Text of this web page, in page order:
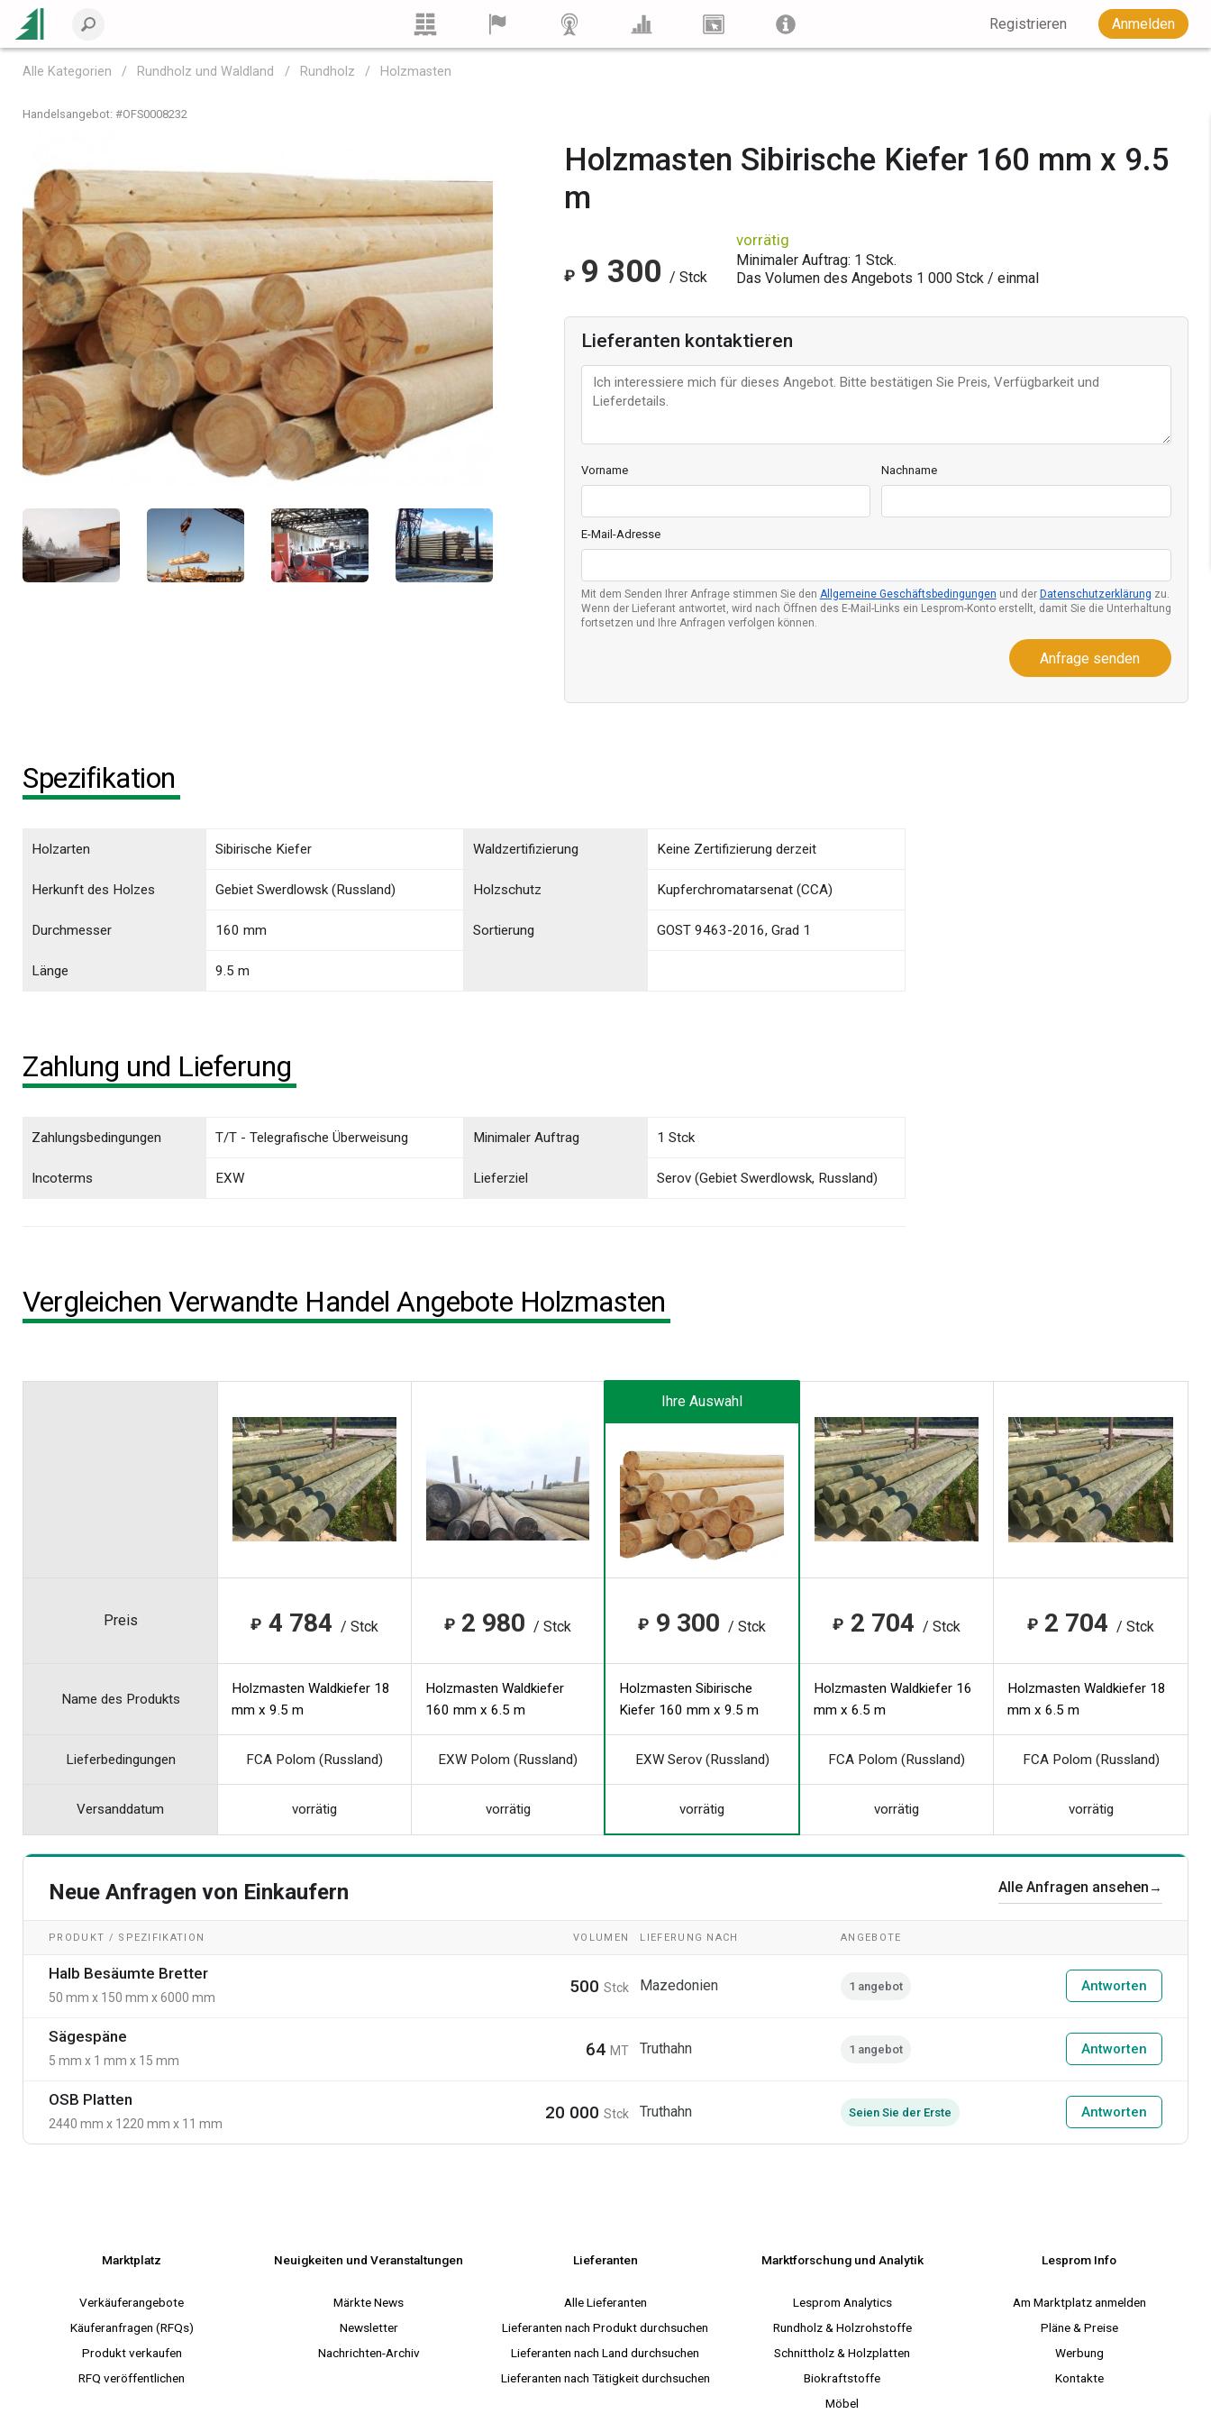
Registrieren Anmelden
Alle Kategorien Rundholz und Waldland Rundholz Holzmasten
Handelsangebot: #OFS0008232
Holzmasten Sibirische Kiefer 160 mm x 9.5
m
₽ 9 300 / Stck
vorrätig
Minimaler Auftrag: 1 Stck.
Das Volumen des Angebots 1 000Stck / einmal
Lieferanten kontaktieren
Vorname Nachname
E-Mail-Adresse
Mit dem Senden Ihrer Anfrage stimmen Sie den Allgemeine Geschäftsbedingungen und der Datenschutzerklärung zu.
Wenn der Lieferant antwortet, wird nach Öffnen des E-Mail-Links ein Lesprom-Konto erstellt, damit Sie die Unterhaltung
fortsetzen und Ihre Anfragen verfolgen können.
Anfrage senden
Spezifikation
Holzarten Sibirische Kiefer Waldzertifizierung Keine Zertifizierung derzeit
Herkunft des Holzes Gebiet Swerdlowsk (Russland) Holzschutz Kupferchromatarsenat (CCA)
Durchmesser 160 mm Sortierung GOST 9463-2016, Grad 1
Länge 9.5 m
Zahlung und Lieferung
Zahlungsbedingungen T/T - Telegrafische Überweisung
Incoterms EXW
Minimaler Auftrag 1 Stck
Lieferziel Serov (Gebiet Swerdlowsk, Russland)
Vergleichen Verwandte Handel Angebote Holzmasten
Ihre Auswahl
Preis ₽ 4 784 / Stck ₽ 2 980 / Stck ₽ 9 300 / Stck ₽ 2 704 / Stck ₽ 2 704 / Stck
Name des Produkts
Holzmasten Waldkiefer 18
mm x 9.5 m
Holzmasten Waldkiefer
160 mm x 6.5 m
Holzmasten Sibirische
Kiefer 160 mm x 9.5 m
Holzmasten Waldkiefer 16
mm x 6.5 m
Holzmasten Waldkiefer 18
mm x 6.5 m
Lieferbedingungen FCA Polom (Russland) EXW Polom (Russland) EXW Serov (Russland) FCA Polom (Russland) FCA Polom (Russland)
Versanddatum vorrätig vorrätig vorrätig vorrätig vorrätig
Neue Anfragen von Einkaufern Alle Anfragen ansehen →
PRODUKT / SPEZIFIKATION VOLUMEN LIEFERUNG NACH ANGEBOTE
Halb Besäumte Bretter
50 mm x 150 mm x 6000 mm
500Stck Mazedonien 1 angebot Antworten
Sägespäne
5 mm x 1 mm x 15 mm
64MT Truthahn 1 angebot Antworten
OSB Platten
2440 mm x 1220 mm x 11 mm
20 000Stck Truthahn Seien Sie der Erste Antworten
Marktplatz
Verkäuferangebote
Käuferanfragen (RFQs)
Produkt verkaufen
RFQ veröffentlichen
Neuigkeiten und Veranstaltungen
Märkte News
Newsletter
Nachrichten-Archiv
Lieferanten
Alle Lieferanten
Lieferanten nach Produkt durchsuchen
Lieferanten nach Land durchsuchen
Lieferanten nach Tätigkeit durchsuchen
Marktforschung und Analytik
Lesprom Analytics
Rundholz & Holzrohstoffe
Schnittholz & Holzplatten
Biokraftstoffe
Möbel
Lesprom Info
Am Marktplatz anmelden
Pläne & Preise
Werbung
Kontakte